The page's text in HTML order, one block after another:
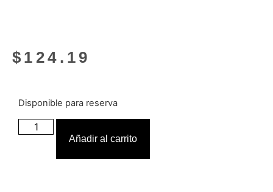
$ 124.19
Disponible para reserva
Añadir al carrito